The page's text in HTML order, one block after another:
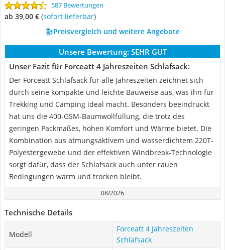
587 Bewertungen
ab 39,00 € ( Sofort lieferbar)
Preisvergleich und weitere Angebote
Unsere Bewertung: SEHR GUT
Unser Fazit für Forceatt 4 Jahreszeiten Schlafsack:
Der Forceatt Schlafsack für alle Jahreszeiten zeichnet sich
durch seine kompakte und leichte Bauweise aus, was ihn für
Trekking und Camping ideal macht. Besonders beeindruckt
hat uns die 400-GSM-Baumwollfüllung, die trotz des
geringen Packmaßes, hohen Komfort und Wärme bietet. Die
Kombination aus atmungsaktivem und wasserdichtem 220T-
Polyestergewebe und der effektiven Windbreak-Technologie
sorgt dafür, dass der Schlafsack auch unter rauen
Bedingungen warm und trocken bleibt.
08/2026
Technische Details
Modell
Forceatt 4 Jahreszeiten
Schlafsack